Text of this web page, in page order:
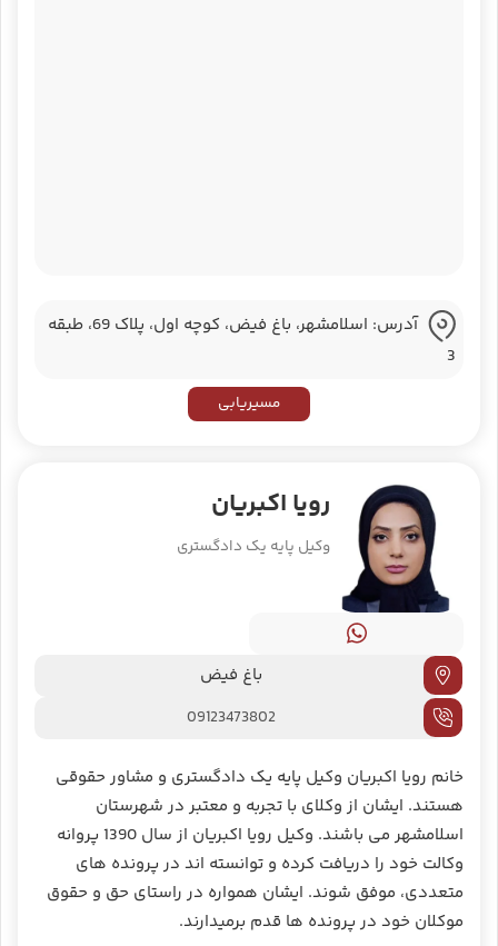
آدرس: اسلامشهر، باغ فیض، کوچه اول، پلاک 69، طبقه
3
مسیریابی
رویا اکبریان
وکیل پایه یک دادگستری
باغ فیض
09123473802
خانم رویا اکبریان وکیل پایه یک دادگستری و مشاور حقوقی
هستند. ایشان از وکلای با تجربه و معتبر در شهرستان
اسلامشهر می باشند. وکیل رویا اکبریان از سال 1390 پروانه
وکالت خود را دریافت کرده‌ و توانسته اند در پرونده های
متعددی، موفق شوند. ایشان همواره در راستای حق و حقوق
موکلان خود در پرونده ها قدم برمیدارند.